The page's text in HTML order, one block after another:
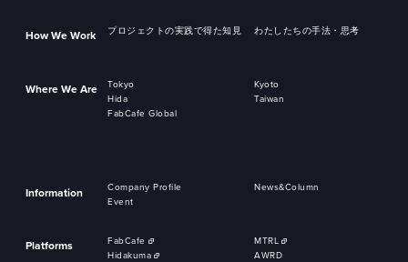
How We Work プロジェクトの実践で得た知見 わたしたちの手法・思考
Where We Are Tokyo
Kyoto
Hida
Taiwan
FabCafe Global
Information Company Profile
News&Column
Event
Platforms FabCafe
MTRL
Hidakuma
AWRD